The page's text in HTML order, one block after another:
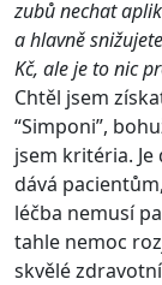
zubů nechat
a hlavně
Kč, ale je to nic
Chtěl jsem
“Simponi”,
jsem kritéria.
dává
léčba nemusí
tahle nemoc
skvělé